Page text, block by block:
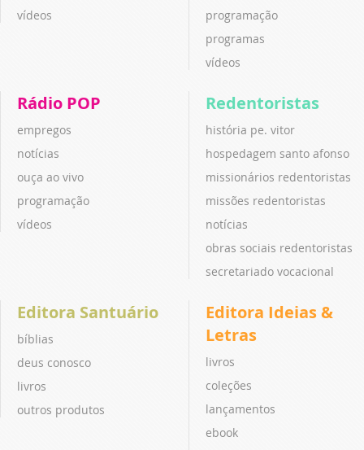
vídeos
programação
programas
vídeos
Rádio POP
empregos
notícias
ouça ao vivo
programação
vídeos
Redentoristas
história pe. vitor
hospedagem santo afonso
missionários redentoristas
missões redentoristas
notícias
obras sociais redentoristas
secretariado vocacional
Editora Santuário
bíblias
deus conosco
livros
outros produtos
Editora Ideias &
Letras
livros
coleções
lançamentos
ebook